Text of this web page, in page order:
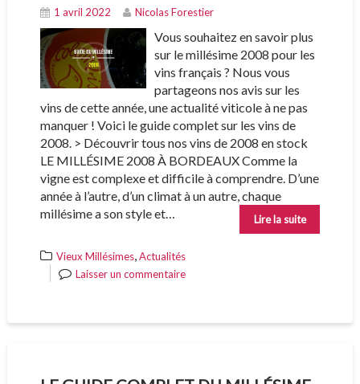
1 avril 2022 Nicolas Forestier
Vous souhaitez en savoir plus
sur le millésime 2008 pour les
vins français ? Nous vous
partageons nos avis sur les
vins de cette année, une actualité viticole à ne pas
manquer ! Voici le guide complet sur les vins de
2008. > Découvrir tous nos vins de 2008 en stock
LE MILLÉSIME 2008 À BORDEAUX Comme la
vigne est complexe et difficile à comprendre. D’une
année à l’autre, d’un climat à un autre, chaque
millésime a son style et…
Lire la suite
Vieux Millésimes,Actualités
Laisser un commentaire